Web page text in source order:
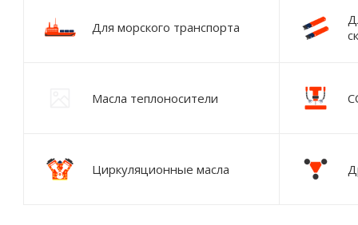
Для морского транспорта
Масла теплоносители
Циркуляционные масла